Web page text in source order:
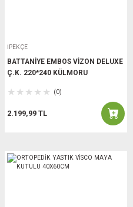
İPEKÇE
BATTANİYE EMBOS VİZON DELUXE
Ç.K. 220*240 KÜLMORU
(0)
2.199,99 TL